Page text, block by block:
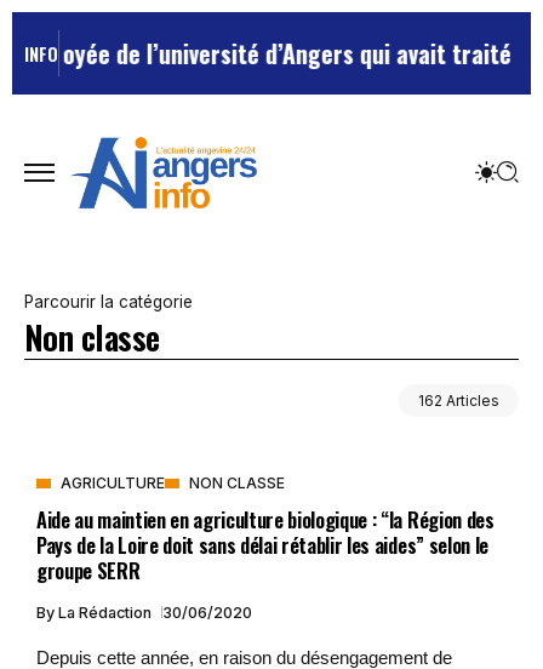
INFO
l’université d’Angers qui avait traité ses chefs de
Parcourir la catégorie
Non classe
162 Articles
AGRICULTURE NON CLASSE
Aide au maintien en agriculture biologique : “la Région des
Pays de la Loire doit sans délai rétablir les aides” selon le
groupe SERR
By La Rédaction 30/06/2020
Depuis cette année, en raison du désengagement de